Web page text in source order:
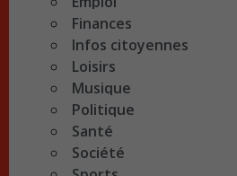
Finances
Infos citoyennes
Loisirs
Musique
Politique
Santé
Société